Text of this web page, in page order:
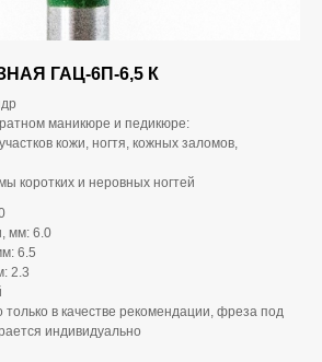
ГАЦ-6П-6,5 К
маникюре и педикюре:
кожи, ногтя, кожных заломов,
коротких и неровных ногтей
мм: 6.0
6.5
2.3
в качестве рекомендации, фреза под
индивидуально